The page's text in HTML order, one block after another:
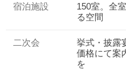
宿泊施設
150室。全
る空間
二次会
挙式・披露
価格にて案
を